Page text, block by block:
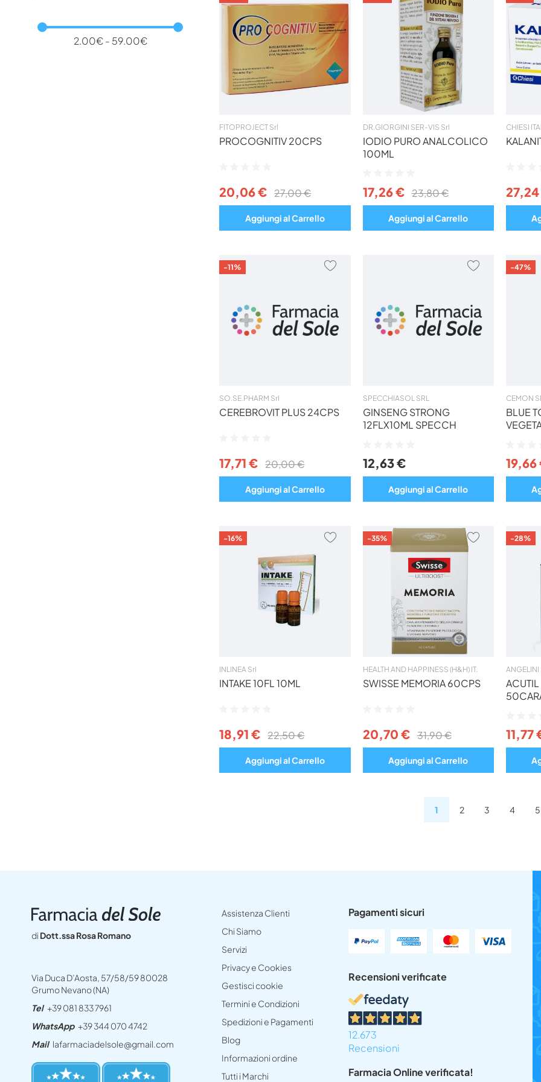
FITOPROJECT Srl
PROCOGNITIV 20CPS
20,06 € 27,00 €
Aggiungi al Carrello
PREFERITI
DR.GIORGINI SER-VIS Srl
IODIO PURO ANALCOLICO
100ML
17,26 € 23,80 €
Aggiungi al Carrello
PREFERITI
CHIESI
-11%
SO.SE.PHARM Srl
CEREBROVIT PLUS 24CPS
17,71 € 20,00 €
Aggiungi al Carrello
PREFERITI
SPECCHIASOL SRL
GINSENG STRONG
12FLX10ML SPECCH
12,63 €
Aggiungi al Carrello
AGGIUNGI
-47%
CEMON
BLUE
19,66
-16%
INLINEA Srl
INTAKE 10FL 10ML
18,91 € 22,50 €
Aggiungi al Carrello
AGGIUNGI
-35%
HEALTH AND HAPPINESS (H&H) IT.
SWISSE MEMORIA 60CPS
20,70 € 31,90 €
Aggiungi al Carrello
AGGIUNGI
-28%
ANGELINI
11,77
1 2 3 4 5
2.00€ - 59.00€
di Dott.ssa Rosa Romano
Via Duca D’Aosta, 57/58/59 80028
Grumo Nevano (NA)
Tel +39 081 833 7961
WhatsApp +39 344 070 4742
Mail lafarmaciadelsole@gmail.com
Assistenza Clienti
Chi Siamo
Servizi
Privacy e Cookies
Gestisci cookie
Termini e Condizioni
Spedizioni e Pagamenti
Blog
Informazioni ordine
Tutti i Marchi
Pagamenti sicuri
Recensioni verificate
12.673
Recensioni
Farmacia Online verificata!